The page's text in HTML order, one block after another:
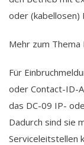
oder (kabellosen)
Mehr zum
Für
oder Contact-ID-
das DC-09 IP-
Dadurch sind sie
Serviceleitstellen